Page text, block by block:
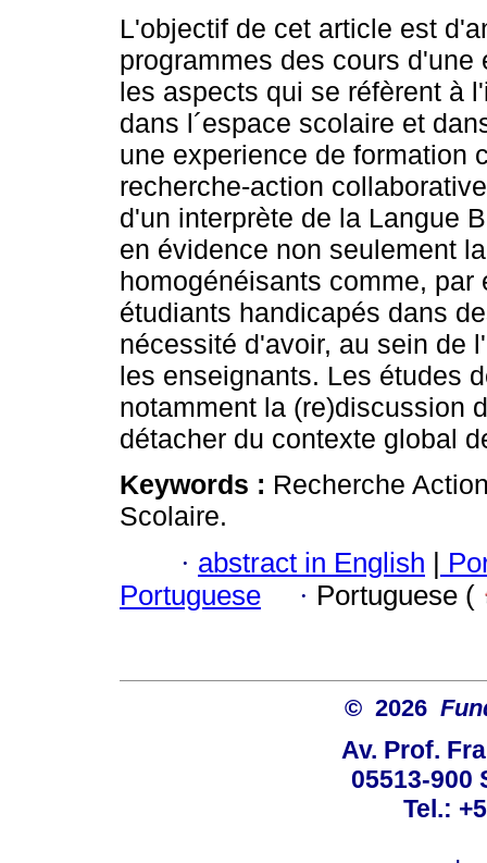
L'objectif de cet article est
programmes des cours
les aspects qui se réfèrent à
dans l´espace scolaire et
une experience de formation
recherche-action
d'un interprète de la Langue
en évidence non seulement
homogénéisants comme,
étudiants handicapés dans
nécessité d'avoir, au sein de
les enseignants. Les études
notamment la (re)discussion
détacher du contexte global
Keywords : Recherche
Scolaire.
· abstract in English |
Portuguese
· Portuguese (
© 2026
Av. Prof.
05513-900
Tel.: